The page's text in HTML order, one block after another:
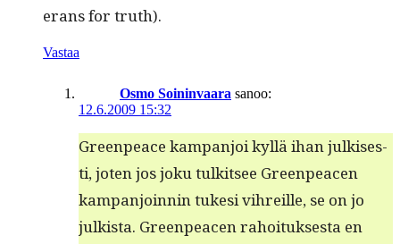
er­ans for truth).
Vastaa
Osmo Soininvaara sanoo:
12.6.2009 15:32
Green­peace kam­pan­joi kyl­lä ihan julkises­
ti, joten jos joku tulk­it­see Green­pea­cen
kam­pan­join­nin tuke­si vihreille, se on jo
julk­ista. Green­pea­cen rahoituk­ses­ta en